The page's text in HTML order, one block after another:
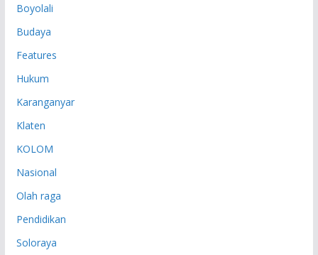
Boyolali
Budaya
Features
Hukum
Karanganyar
Klaten
KOLOM
Nasional
Olah raga
Pendidikan
Soloraya